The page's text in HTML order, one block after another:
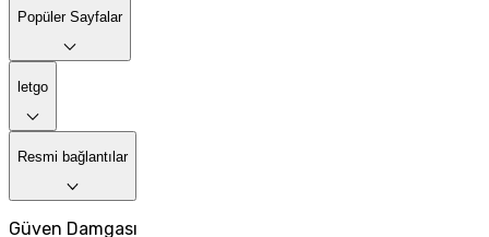
Popüler Sayfalar
letgo
Resmi bağlantılar
Güven Damgası